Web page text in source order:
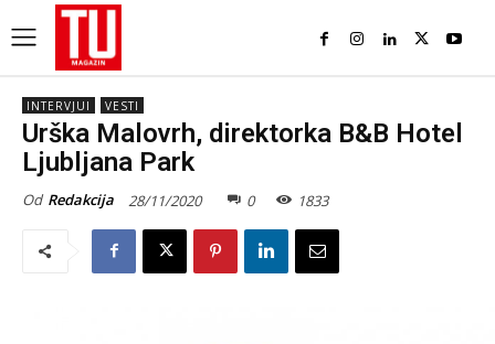
INTERVJUI VESTI
Urška Malovrh, direktorka B&B Hotel
Ljubljana Park
Od Redakcija 28/11/2020 0 1833